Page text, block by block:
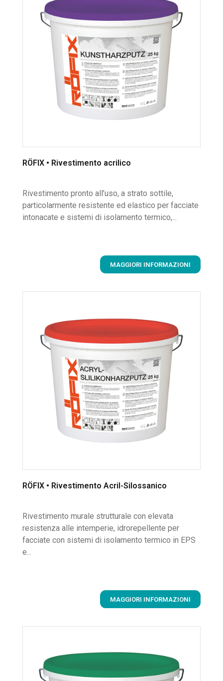
RÖFIX • Rivestimento acrilico
Rivestimento pronto all’uso, a strato sottile,
particolarmente resistente ed elastico per facciate
intonacate e sistemi di isolamento termico,...
MAGGIORI INFORMAZIONI
RÖFIX • Rivestimento Acril-Silossanico
Rivestimento murale strutturale con elevata
resistenza alle intemperie, idrorepellente per
facciate con sistemi di isolamento termico in EPS
e...
MAGGIORI INFORMAZIONI